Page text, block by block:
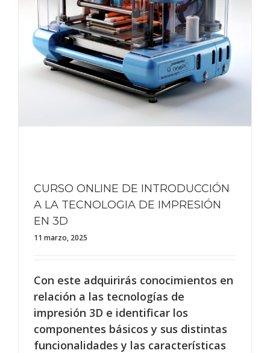
CURSO ONLINE DE INTRODUCCIÓN
A LA TECNOLOGIA DE IMPRESIÓN
EN 3D
11 marzo, 2025
Con este adquirirás conocimientos en
relación a las tecnologías de
impresión 3D e identificar los
componentes básicos y sus distintas
funcionalidades y las características